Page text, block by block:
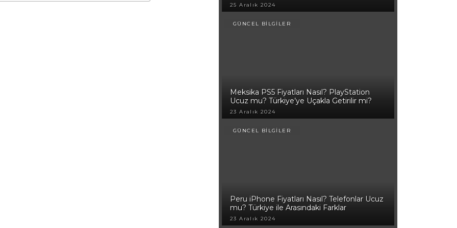
25 Aralık 2024
GÜNCEL BİLGİLER
Meksika PS5 Fiyatları Nasıl? PlayStation
Ucuz mu? Türkiye’ye Uçakla Getirilir mi?
23 Aralık 2024
GÜNCEL BİLGİLER
Peru iPhone Fiyatları Nasıl? Telefonlar Ucuz
mu? Türkiye ile Arasındaki Farklar
23 Aralık 2024